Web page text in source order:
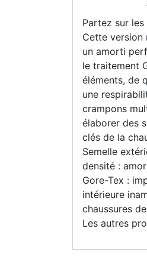
Partez sur
Cette version
un amorti
le traitement
éléments, de
une
crampons
élaborer des
clés de la
Semelle
densité :
Gore-Tex :
intérieure
chaussures
Les autres